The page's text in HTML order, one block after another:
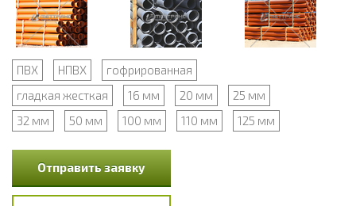
ПВХ НПВХ
гофрированная
гладкая жесткая
16 мм 20 мм
25 мм
32 мм
50 мм 100 мм 110 мм 125 мм
Отправить заявку